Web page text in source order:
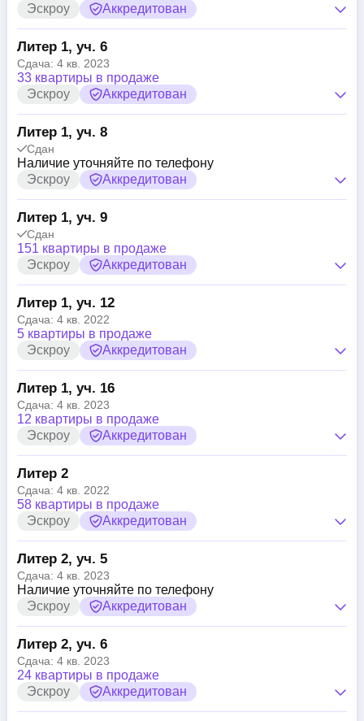
Эскроу
Аккредитован
Литер 1, уч. 6
Сдача: 4 кв. 2023
33 квартиры в продаже
Эскроу
Аккредитован
Литер 1, уч. 8
Сдан
Наличие уточняйте по телефону
Эскроу
Аккредитован
Литер 1, уч. 9
Сдан
151 квартиры в продаже
Эскроу
Аккредитован
Литер 1, уч. 12
Сдача: 4 кв. 2022
5 квартиры в продаже
Эскроу
Аккредитован
Литер 1, уч. 16
Сдача: 4 кв. 2023
12 квартиры в продаже
Эскроу
Аккредитован
Литер 2
Сдача: 4 кв. 2022
58 квартиры в продаже
Эскроу
Аккредитован
Литер 2, уч. 5
Сдача: 4 кв. 2023
Наличие уточняйте по телефону
Эскроу
Аккредитован
Литер 2, уч. 6
Сдача: 4 кв. 2023
24 квартиры в продаже
Эскроу
Аккредитован